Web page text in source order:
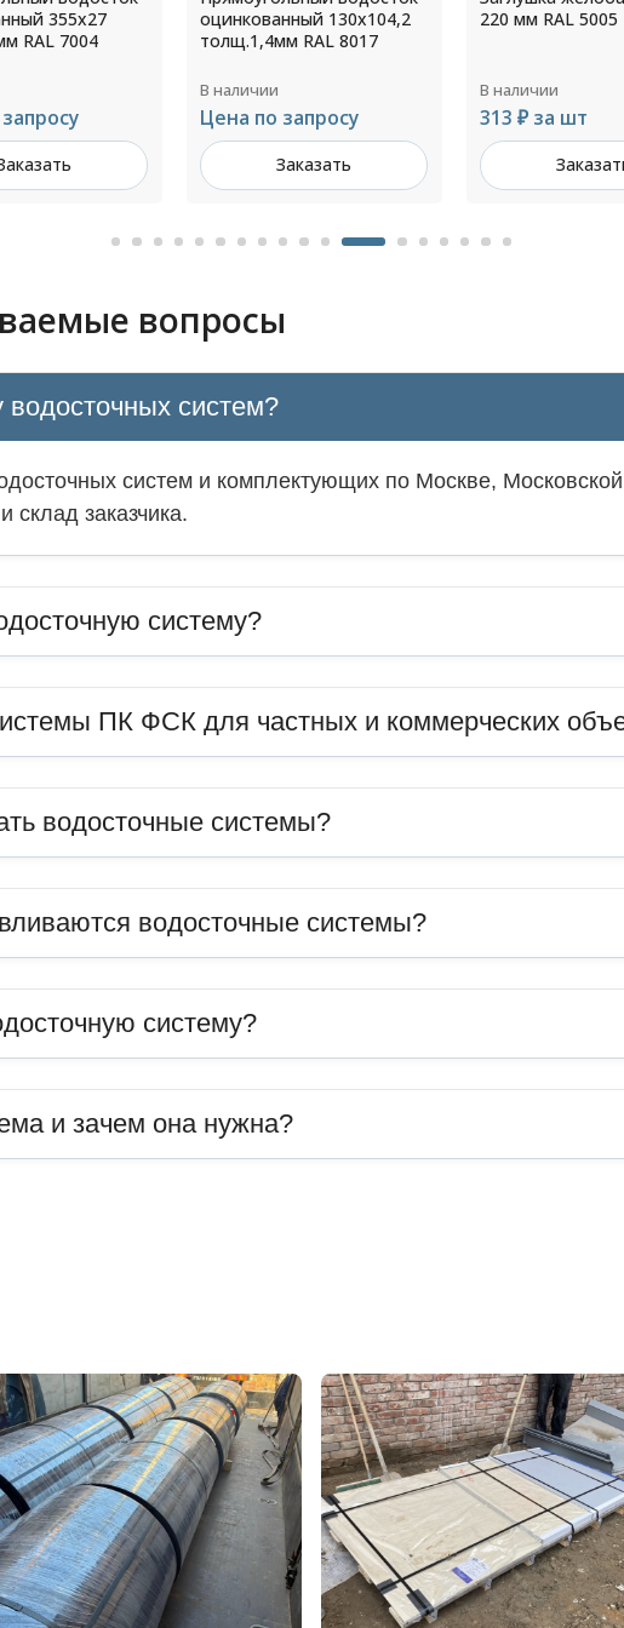
130х104,2
RAL 8017
220 мм RAL 5005
В наличии
313 ₽ за шт
Заказать
прямоугольного
В наличии
Цена по
вопросы
водосточных систем?
систем и комплектующих по Москве,
склад заказчика.
систему?
ПК ФСК для частных и коммерческих
водосточные системы?
водосточные системы?
систему?
и зачем она нужна?